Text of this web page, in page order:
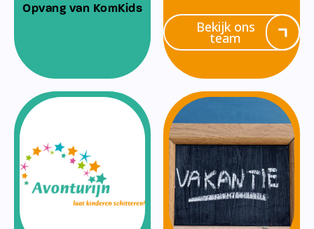
Opvang van KomKids
Bekijk ons
team